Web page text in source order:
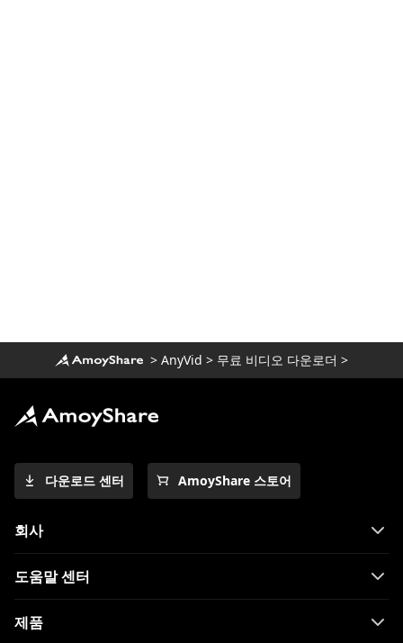
영화를 볼 수있는 놀라운 YesMovie 대안
[2023]
TV 시리즈 시청을위한 9 가지 최고의
WatchSeries 대안
10 년에 작동하는 2023 가지 CouchTuner
대안
개 사이트 [2023]
> AnyVid > 무료 비디오 다운로더 >
다운로드 센터 AmoyShare 스토어
회사
도움말 센터
제품